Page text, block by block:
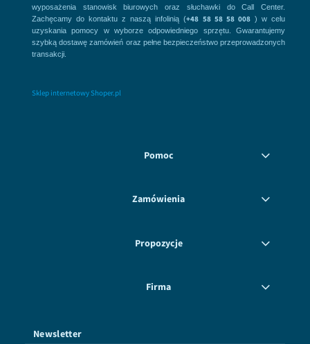
wyposażenia stanowisk biurowych oraz słuchawki do Call Center.
Zachęcamy do kontaktu z naszą infolinią (+48 58 58 58 008) w celu
uzyskania pomocy w wyborze odpowiedniego sprzętu. Gwarantujemy
szybką dostawę zamówień oraz pełne bezpieczeństwo przeprowadzonych
transakcji.
Sklep internetowy Shoper.pl
Pomoc
Zamówienia
Propozycje
Firma
Newsletter